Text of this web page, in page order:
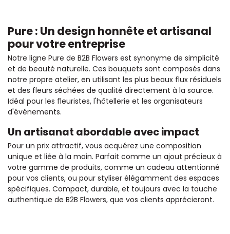
Pure : Un design honnête et artisanal
pour votre entreprise
Notre ligne Pure de B2B Flowers est synonyme de simplicité
et de beauté naturelle. Ces bouquets sont composés dans
notre propre atelier, en utilisant les plus beaux flux résiduels
et des fleurs séchées de qualité directement à la source.
Idéal pour les fleuristes, l'hôtellerie et les organisateurs
d'événements.
Un artisanat abordable avec impact
Pour un prix attractif, vous acquérez une composition
unique et liée à la main. Parfait comme un ajout précieux à
votre gamme de produits, comme un cadeau attentionné
pour vos clients, ou pour styliser élégamment des espaces
spécifiques. Compact, durable, et toujours avec la touche
authentique de B2B Flowers, que vos clients apprécieront.